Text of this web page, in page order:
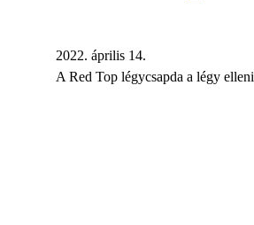
2022. április 14.
A Red Top légycsapda a légy